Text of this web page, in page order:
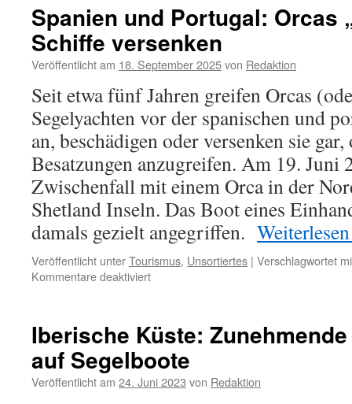
Spanien und Portugal: Orcas
Schiffe versenken
Veröffentlicht am 18. September 2025von Redaktion
Seit etwa fünf Jahren greifen Orcas
Segelyachten vor der spanischen und
an, beschädigen oder versenken sie
Besatzungen anzugreifen. Am 19. Juni
Zwischenfall mit einem Orca in der
Shetland Inseln. Das Boot eines
damals gezielt angegriffen.
Veröffentlicht unterTourismus, Unsortiertes | Verschlagwortet
Kommentare deaktiviertfür
Orcas
„spielen“
(?)
Schiffe
Iberische Küste:
auf Segelboote
Veröffentlicht am 24. Juni 2023 von Redaktion